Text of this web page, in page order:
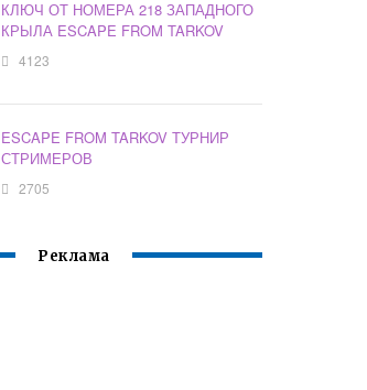
КЛЮЧ ОТ НОМЕРА 218 ЗАПАДНОГО
КРЫЛА ESCAPE FROM TARKOV
4123
ESCAPE FROM TARKOV ТУРНИР
СТРИМЕРОВ
2705
Реклама